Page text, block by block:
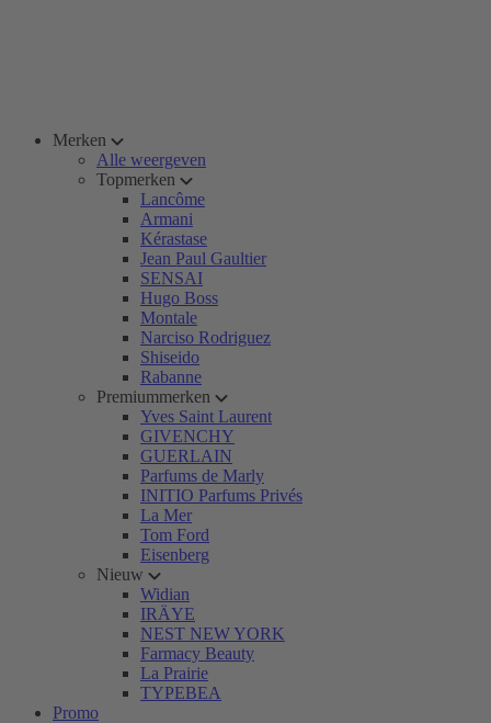
Merken
Alle weergeven
Topmerken
Lancôme
Armani
Kérastase
Jean Paul Gaultier
SENSAI
Hugo Boss
Montale
Narciso Rodriguez
Shiseido
Rabanne
Premiummerken
Yves Saint Laurent
GIVENCHY
GUERLAIN
Parfums de Marly
INITIO Parfums Privés
La Mer
Tom Ford
Eisenberg
Nieuw
Widian
IRÄYE
NEST NEW YORK
Farmacy Beauty
La Prairie
TYPEBEA
Promo